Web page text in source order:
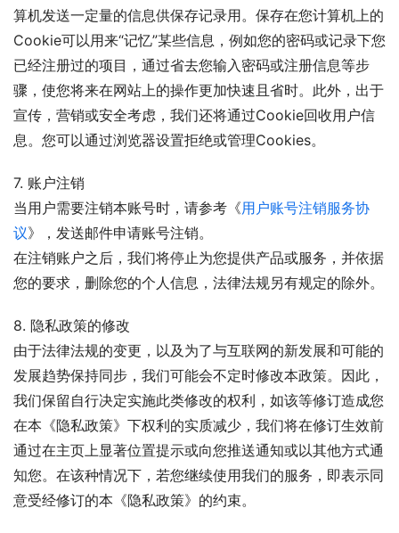
算机发送一定量的信息供保存记录用。保存在您计算机上的
Cookie可以用来“记忆”某些信息，例如您的密码或记录下您
已经注册过的项目，通过省去您输入密码或注册信息等步
骤，使您将来在网站上的操作更加快速且省时。此外，出于
宣传，营销或安全考虑，我们还将通过Cookie回收用户信
息。您可以通过浏览器设置拒绝或管理Cookies。
7. 账户注销
当用户需要注销本账号时，请参考《用户账号注销服务协
议》，发送邮件申请账号注销。
在注销账户之后，我们将停止为您提供产品或服务，并依据
您的要求，删除您的个人信息，法律法规另有规定的除外。
8. 隐私政策的修改
由于法律法规的变更，以及为了与互联网的新发展和可能的
发展趋势保持同步，我们可能会不定时修改本政策。因此，
我们保留自行决定实施此类修改的权利，如该等修订造成您
在本《隐私政策》下权利的实质减少，我们将在修订生效前
通过在主页上显著位置提示或向您推送通知或以其他方式通
知您。在该种情况下，若您继续使用我们的服务，即表示同
意受经修订的本《隐私政策》的约束。